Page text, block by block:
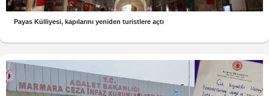
Payas Külliyesi, kapılarını yeniden turistlere açtı